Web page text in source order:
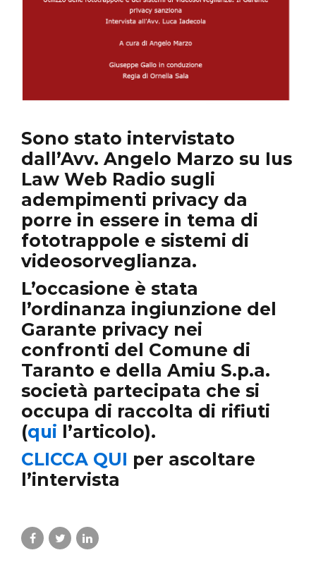
Sono stato intervistato
dall’Avv. Angelo Marzo su Ius
Law Web Radio sugli
adempimenti privacy da
porre in essere in tema di
fototrappole e sistemi di
videosorveglianza.
L’occasione è stata
l’ordinanza ingiunzione del
Garante privacy nei
confronti del Comune di
Taranto e della Amiu S.p.a.
società partecipata che si
occupa di raccolta di rifiuti
(qui l’articolo).
CLICCA QUI per ascoltare
l’intervista